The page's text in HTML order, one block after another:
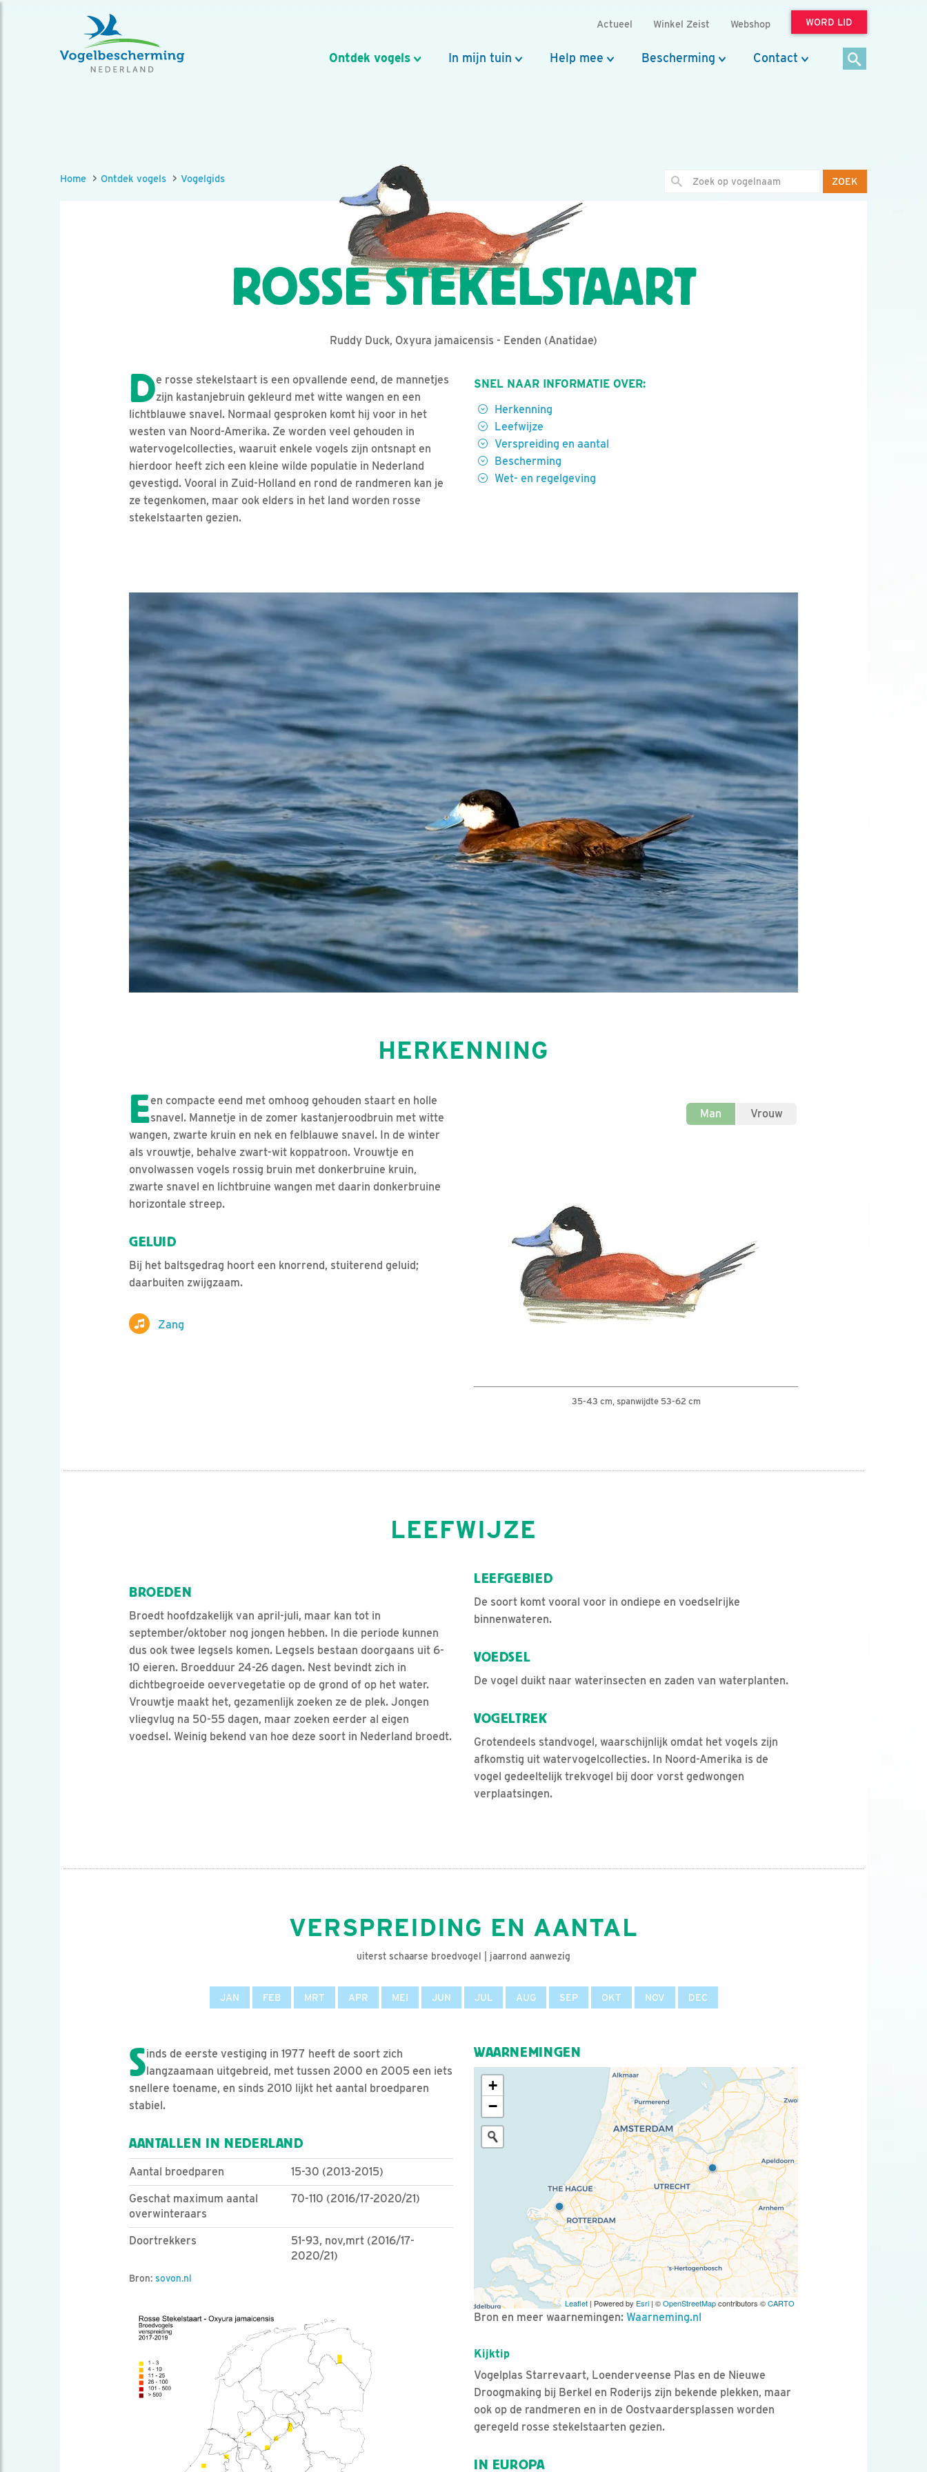
Actueel Winkel Zeist Webshop WORD LID
Ontdek vogels In mijn tuin Help mee Bescherming Contact
ZOEK
Home Ontdek vogels Vogelgids
ROSSE STEKELSTAART
Ruddy Duck, Oxyura jamaicensis - Eenden (Anatidae)
De rosse stekelstaart is een opvallende eend, de mannetjes
zijn kastanjebruin gekleurd met witte wangen en een
lichtblauwe snavel. Normaal gesproken komt hij voor in het
westen van Noord-Amerika. Ze worden veel gehouden in
watervogelcollecties, waaruit enkele vogels zijn ontsnapt en
hierdoor heeft zich een kleine wilde populatie in Nederland
gevestigd. Vooral in Zuid-Holland en rond de randmeren kan je
ze tegenkomen, maar ook elders in het land worden rosse
stekelstaarten gezien.
SNEL NAAR INFORMATIE OVER:
Herkenning
Leefwijze
Verspreiding en aantal
Bescherming
Wet- en regelgeving
HERKENNING
Een compacte eend met omhoog gehouden staart en holle
snavel. Mannetje in de zomer kastanjeroodbruin met witte
wangen, zwarte kruin en nek en felblauwe snavel. In de winter
als vrouwtje, behalve zwart-wit koppatroon. Vrouwtje en
onvolwassen vogels rossig bruin met donkerbruine kruin,
zwarte snavel en lichtbruine wangen met daarin donkerbruine
horizontale streep.
GELUID
Bij het baltsgedrag hoort een knorrend, stuiterend geluid;
daarbuiten zwijgzaam.
Zang
Man Vrouw
35-43 cm, spanwijdte 53-62 cm
LEEFWIJZE
BROEDEN
Broedt hoofdzakelijk van april-juli, maar kan tot in
september/oktober nog jongen hebben. In die periode kunnen
dus ook twee legsels komen. Legsels bestaan doorgaans uit 6-
10 eieren. Broedduur 24-26 dagen. Nest bevindt zich in
dichtbegroeide oevervegetatie op de grond of op het water.
Vrouwtje maakt het, gezamenlijk zoeken ze de plek. Jongen
vliegvlug na 50-55 dagen, maar zoeken eerder al eigen
voedsel. Weinig bekend van hoe deze soort in Nederland broedt.
LEEFGEBIED
De soort komt vooral voor in ondiepe en voedselrijke
binnenwateren.
VOEDSEL
De vogel duikt naar waterinsecten en zaden van waterplanten.
VOGELTREK
Grotendeels standvogel, waarschijnlijk omdat het vogels zijn
afkomstig uit watervogelcollecties. In Noord-Amerika is de
vogel gedeeltelijk trekvogel bij door vorst gedwongen
verplaatsingen.
VERSPREIDING EN AANTAL
uiterst schaarse broedvogel | jaarrond aanwezig
JAN FEB MRT APR MEI JUN JUL AUG SEP OKT NOV DEC
Sinds de eerste vestiging in 1977 heeft de soort zich
langzaamaan uitgebreid, met tussen 2000 en 2005 een iets
snellere toename, en sinds 2010 lijkt het aantal broedparen
stabiel.
AANTALLEN IN NEDERLAND
Aantal broedparen 15-30 (2013-2015)
Geschat maximum aantal
overwinteraars
70-110 (2016/17-2020/21)
Doortrekkers
51-93, nov,mrt (2016/17-
2020/21)
Bron: sovon.nl
WAARNEMINGEN
+
−
Leaflet| Powered by Esri | ©OpenStreetMapcontributors ©CARTO
Bron en meer waarnemingen: Waarneming.nl
Kijktip
Vogelplas Starrevaart, Loenderveense Plas en de Nieuwe
Droogmaking bij Berkel en Roderijs zijn bekende plekken, maar
ook op de randmeren en in de Oostvaardersplassen worden
geregeld rosse stekelstaarten gezien.
IN EUROPA